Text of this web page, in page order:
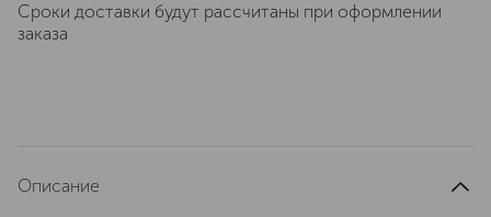
Сроки доставки будут рассчитаны при оформлении
заказа
Описание